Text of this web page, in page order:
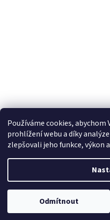
Používáme cookies,
prohlížení webu a díky
zlepšovali jeho funkce, výkon
Odmítnout
Copyright 2026KAKTEEN.CZ